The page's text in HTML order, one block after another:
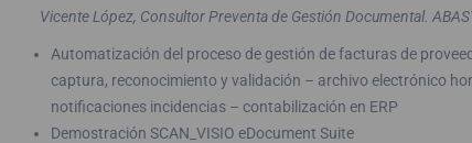
Vicente López, Consultor Preventa de Gestión Documental.
Automatización del proceso de gestión de facturas de
captura, reconocimiento y validación – archivo electrónico
notificaciones incidencias – contabilización en ERP
Demostración SCAN_VISIO eDocument Suite